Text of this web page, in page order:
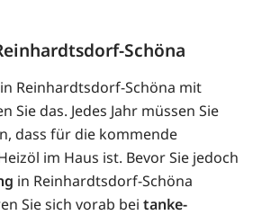
Schöna
Reinhardtsdorf-Schöna mit
Sie das. Jedes Jahr müssen Sie
dass für die kommende
im Haus ist. Bevor Sie jedoch
in Reinhardtsdorf-Schöna
Sie sich vorab bei tanke-